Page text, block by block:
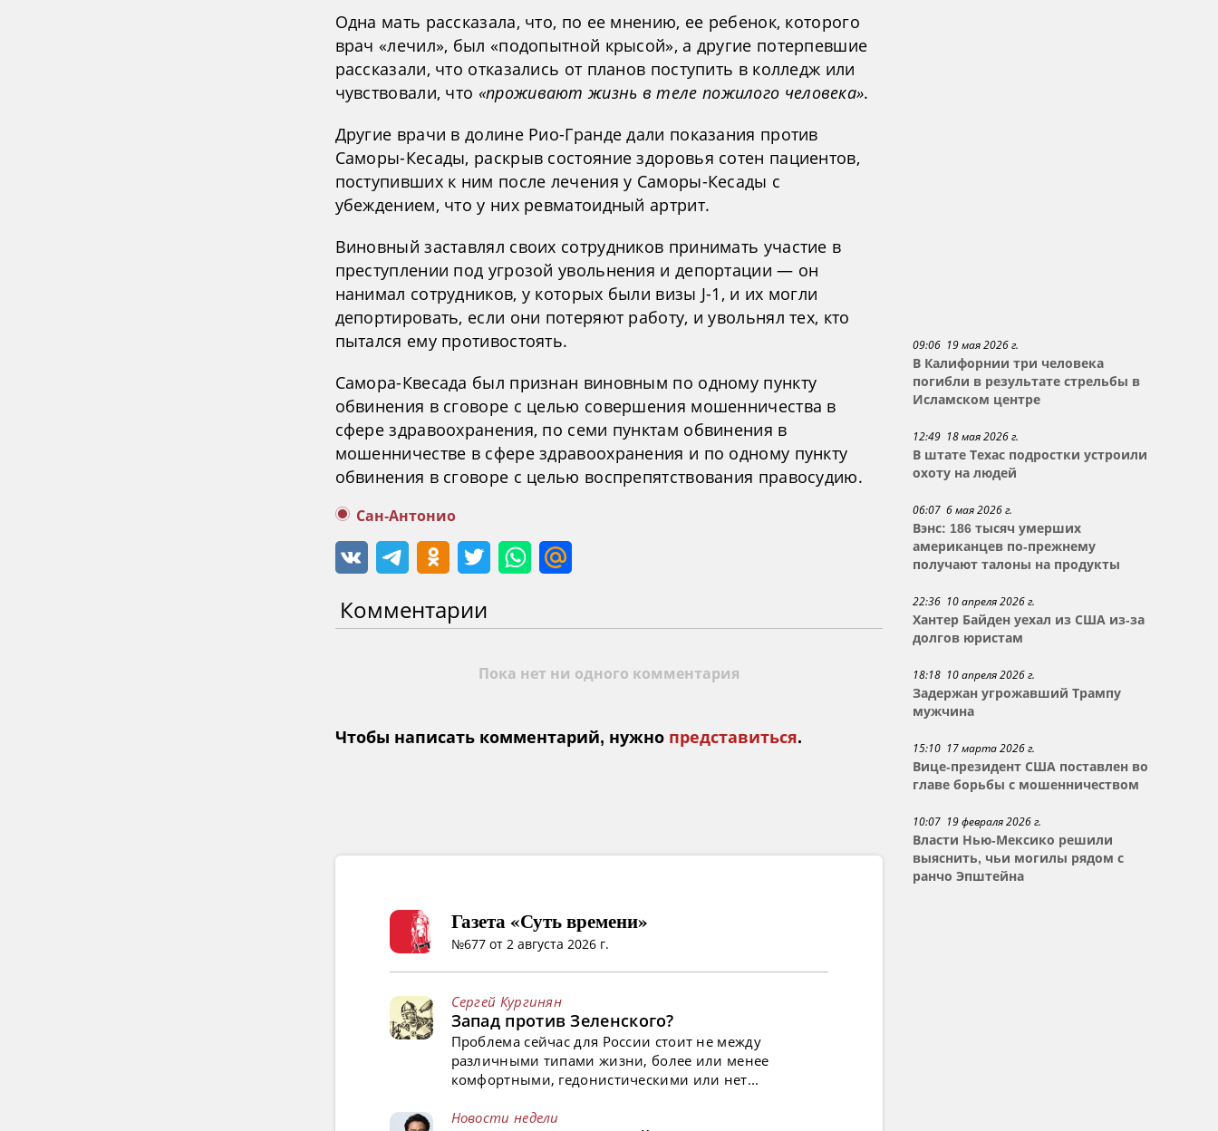
Одна мать рассказала, что, по ее мнению, ее ребенок, которого
врач «лечил», был «подопытной крысой», а другие потерпевшие
рассказали, что отказались от планов поступить в колледж или
чувствовали, что «проживают жизнь в теле пожилого человека».
Другие врачи в долине Рио-Гранде дали показания против
Саморы-Кесады, раскрыв состояние здоровья сотен пациентов,
поступивших к ним после лечения у Саморы-Кесады с
убеждением, что у них ревматоидный артрит.
Виновный заставлял своих сотрудников принимать участие в
преступлении под угрозой увольнения и депортации — он
нанимал сотрудников, у которых были визы J-1, и их могли
депортировать, если они потеряют работу, и увольнял тех, кто
пытался ему противостоять.
Самора-Квесада был признан виновным по одному пункту
обвинения в сговоре с целью совершения мошенничества в
сфере здравоохранения, по семи пунктам обвинения в
мошенничестве в сфере здравоохранения и по одному пункту
обвинения в сговоре с целью воспрепятствования правосудию.
Сан-Антонио
Комментарии
Пока нет ни одного комментария
Чтобы написать комментарий, нужно представиться.
09:06 19 мая 2026 г.
В Калифорнии три человека
погибли в результате стрельбы в
Исламском центре
12:49 18 мая 2026 г.
В штате Техас подростки устроили
охоту на людей
06:07 6 мая 2026 г.
Вэнс: 186 тысяч умерших
американцев по-прежнему
получают талоны на продукты
22:36 10 апреля 2026 г.
Хантер Байден уехал из США из-за
долгов юристам
18:18 10 апреля 2026 г.
Задержан угрожавший Трампу
мужчина
15:10 17 марта 2026 г.
Вице-президент США поставлен во
главе борьбы с мошенничеством
10:07 19 февраля 2026 г.
Власти Нью-Мексико решили
выяснить, чьи могилы рядом с
ранчо Эпштейна
Газета «Суть времени»
№677 от 2 августа 2026 г.
Сергей Кургинян
Запад против Зеленского?
Проблема сейчас для России стоит не между
различными типами жизни, более или менее
комфортными, гедонистическими или нет...
Новости недели